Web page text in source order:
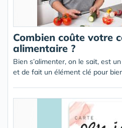
Combien coûte votre
alimentaire ?
Bien s’alimenter, on le sait, est
et de fait un élément clé pour